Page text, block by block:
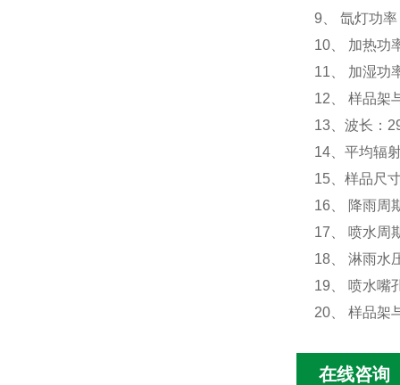
9、 氙灯功
10、 加热功
11、 加湿功
12、 样品架
13、波长：
14、平均辐
15、样品尺
16、 降雨周
17、 喷水周
18、 淋雨水
19、 喷水嘴
20、 样品架
在线咨询